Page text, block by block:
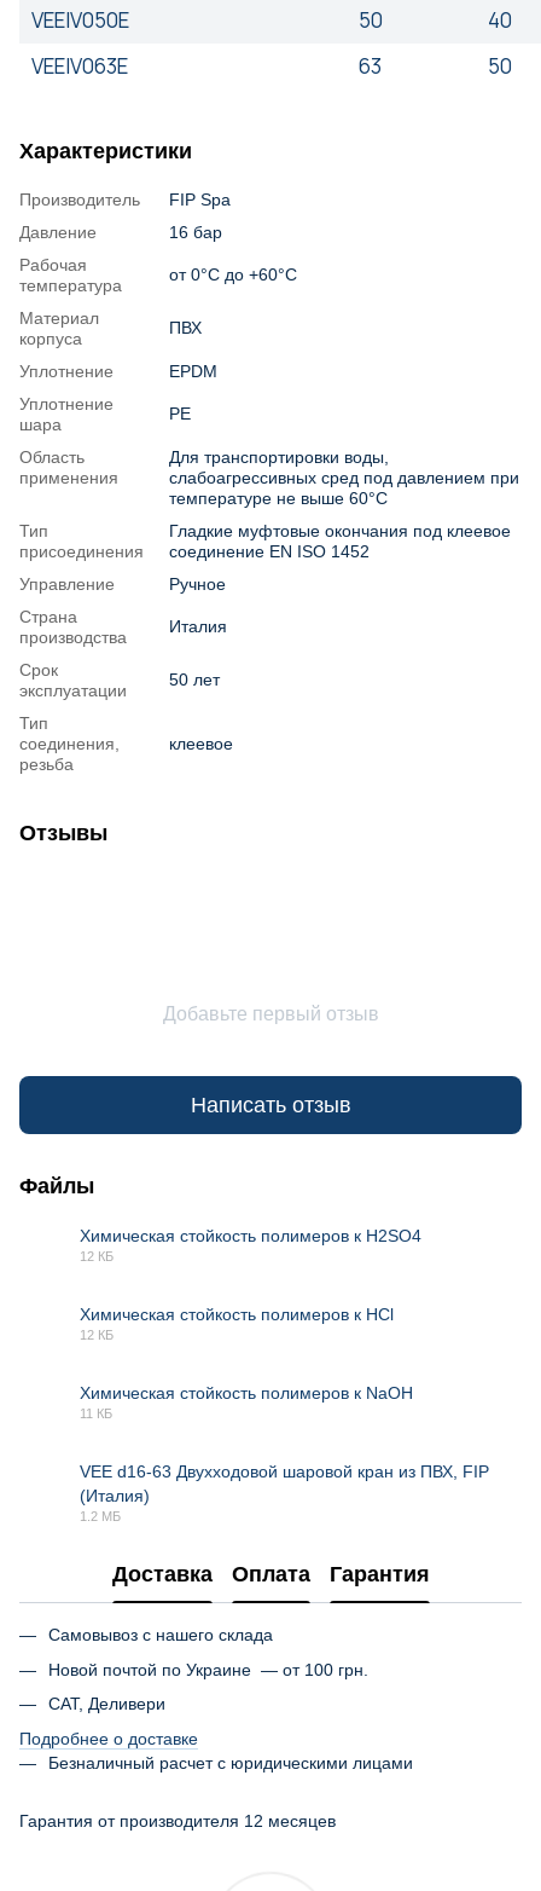
VEEIV050E
50
40
VEEIV063E
63 50
Характеристики
Производитель
FIP Spa
Давление
16 бар
Рабочая
температура
от 0°С до +60°С
Материал
корпуса
ПВХ
Уплотнение
EPDM
Уплотнение
шара
PE
Область
применения
Для транспортировки воды,
слабоагрессивных сред под давлением при
температуре не выше 60°С
Тип
присоединения
Гладкие муфтовые окончания под клеевое
соединение EN ISO 1452
Управление
Ручное
Страна
производства
Италия
Срок
эксплуатации
50 лет
Тип
соединения,
резьба
клеевое
Отзывы
Добавьте первый отзыв
Написать отзыв
Файлы
Химическая стойкость полимеров к H2SO4
12 КБ
Химическая стойкость полимеров к HCl
12 КБ
Химическая стойкость полимеров к NaOH
11 КБ
VEE d16-63 Двухходовой шаровой кран из ПВХ, FIP
(Италия)
1.2 МБ
Доставка Оплата Гарантия
Самовывоз с нашего склада
Новой почтой по Украине — от 100 грн.
САТ, Деливери
Подробнее о доставке
Безналичный расчет с юридическими лицами
Гарантия от производителя 12 месяцев